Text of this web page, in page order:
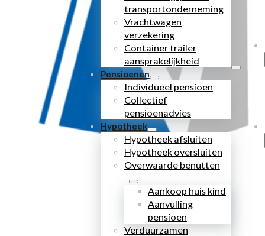
transportonderneming
Vrachtwagen
verzekering
Container trailer
aansprakelijkheid
Pensioenen
Individueel pensioen
Collectief
pensioenadvies
Hypotheek
Hypotheek afsluiten
Hypotheek oversluiten
Overwaarde benutten
Aankoop huis kind
Aanvulling
pensioen
Verduurzamen